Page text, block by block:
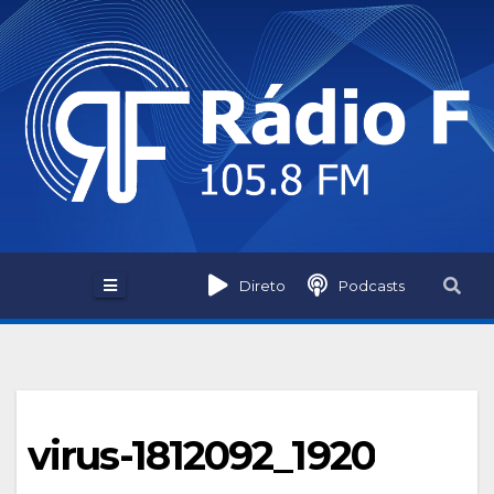
Skip
to
content
Direto Podcasts
virus-1812092_1920